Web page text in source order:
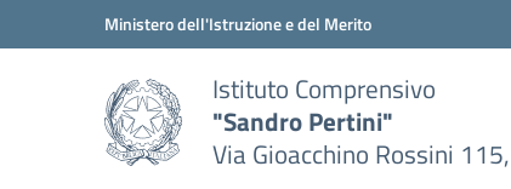
Vai ai contenuti
Vai al menu di navigazioneMinistero dell'Istruzione e del Merito
Istituto Comprensivo
"Sandro Pertini"
Via Gioacchino Rossini